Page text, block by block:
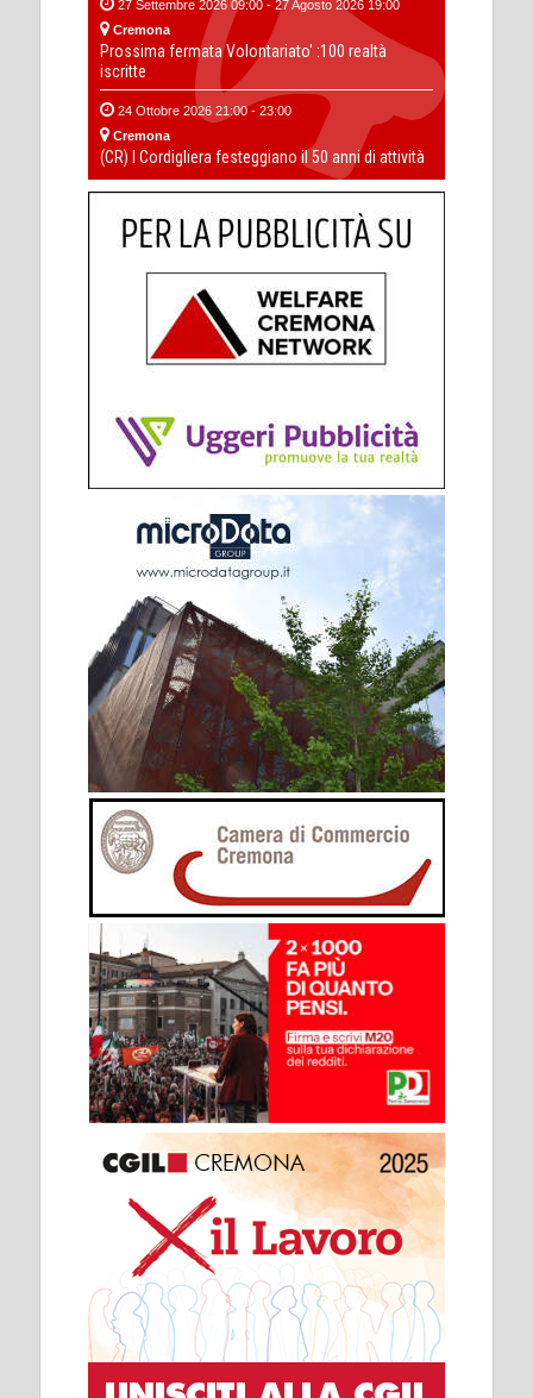
27 Settembre 2026 09:00 - 27 Agosto 2026 19:00
Cremona
Prossima fermata Volontariato' :100 realtà
iscritte
24 Ottobre 2026 21:00 - 23:00
Cremona
(CR) I Cordigliera festeggiano il 50 anni di attività